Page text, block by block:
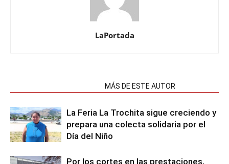
LaPortada
MÁS DE ESTE AUTOR
La Feria La Trochita sigue creciendo y
prepara una colecta solidaria por el
Día del Niño
Por los cortes en las prestaciones,